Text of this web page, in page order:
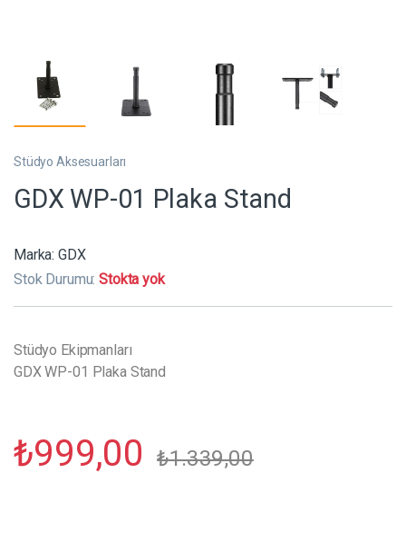
Stüdyo Aksesuarları
GDX WP-01 Plaka Stand
Marka: GDX
Stok Durumu:Stokta yok
Stüdyo Ekipmanları
GDX WP-01 Plaka Stand
₺999,00 ₺1.339,00